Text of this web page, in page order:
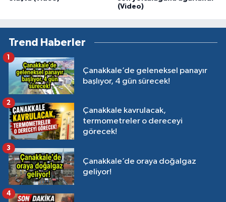
(Video)
Trend Haberler
Çanakkale’de geleneksel panayır
başlıyor, 4 gün sürecek!
1
Çanakkale kavrulacak,
termometreler o dereceyi
görecek!
2
Çanakkale’de oraya doğalgaz
geliyor!
3
4